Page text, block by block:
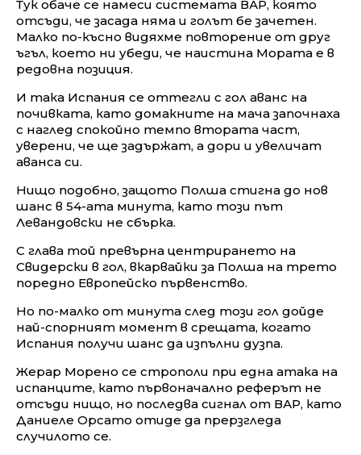
Тук обаче се намеси системата ВАР, която
отсъди, че засада няма и голът бе зачетен.
Малко по-късно видяхме повторение от друг
ъгъл, което ни убеди, че наистина Мората е в
редовна позиция.
И така Испания се оттегли с гол аванс на
почивката, като домакните на мача започнаха
с наглед спокойно темпо втората част,
уверени, че ще задържат, а дори и увеличат
аванса си.
Нищо подобно, защото Полша стигна до нов
шанс в 54-ата минута, като този път
Левандовски не сбърка.
С глава той превърна центрирането на
Свидерски в гол, вкарвайки за Полша на трето
поредно Европейско първенство.
Но по-малко от минута след този гол дойде
най-спорният момент в срещата, когато
Испания получи шанс да изпълни дузпа.
Жерар Морено се строполи при една атака на
испанците, като първоначално реферът не
отсъди нищо, но последва сигнал от ВАР, като
Даниеле Орсато отиде да прерзгледа
случилото се.